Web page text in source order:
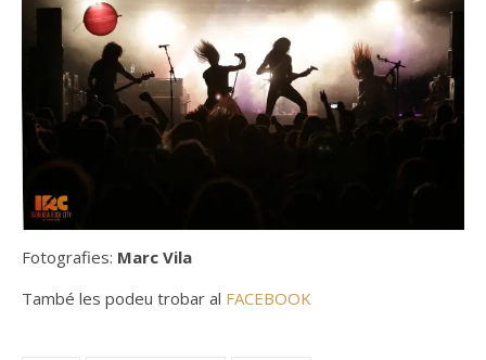
Fotografies: Marc Vila
També les podeu trobar al FACEBOOK